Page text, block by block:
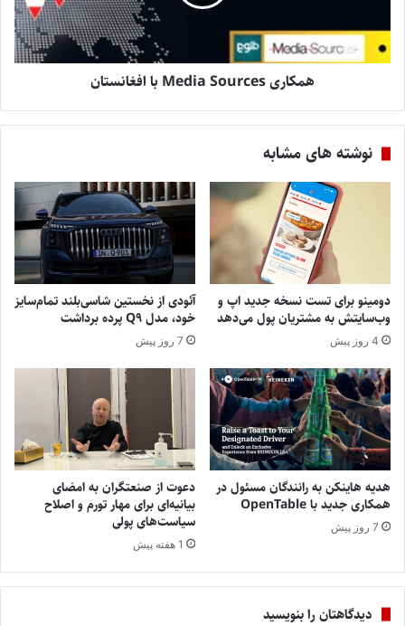
همکاری Media Sources با افغانستان
نوشته های مشابه
دومینو برای تست نسخه جدید اپ و
وب‌سایتش به مشتریان پول می‌دهد
4 روز پیش
آئودی از نخستین شاسی‌بلند تمام‌سایز
خود، مدل Q9 پرده برداشت
7 روز پیش
هدیه هاینکن به رانندگان مسئول در
همکاری جدید با OpenTable
7 روز پیش
دعوت از صنعتگران به امضای
بیانیه‌ای برای مهار تورم و اصلاح
سیاست‌های پولی
1 هفته پیش
دیدگاهتان را بنویسید